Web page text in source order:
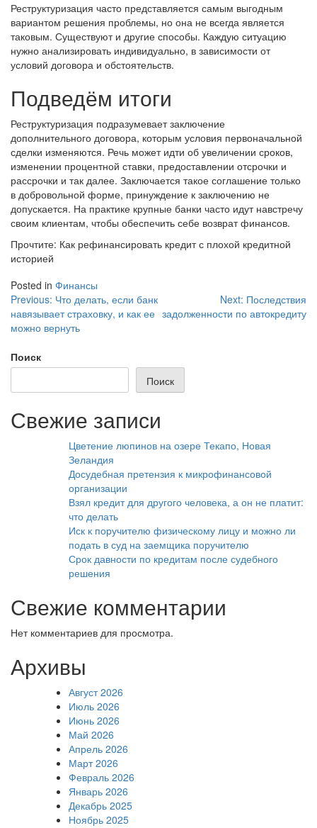
Реструктуризация часто представляется самым выгодным
вариантом решения проблемы, но она не всегда является
таковым. Существуют и другие способы. Каждую ситуацию
нужно анализировать индивидуально, в зависимости от
условий договора и обстоятельств.
Подведём итоги
Реструктуризация подразумевает заключение
дополнительного договора, которым условия первоначальной
сделки изменяются. Речь может идти об увеличении сроков,
изменении процентной ставки, предоставлении отсрочки и
рассрочки и так далее. Заключается такое соглашение только
в добровольной форме, принуждение к заключению не
допускается. На практике крупные банки часто идут навстречу
своим клиентам, чтобы обеспечить себе возврат финансов.
Прочтите: Как рефинансировать кредит с плохой кредитной
историей
Posted in Финансы
Навигация
по
записям
Previous: Что делать, если банк
навязывает страховку, и как ее
можно вернуть
Next: Последствия
задолженности по автокредиту
Поиск
Поиск
Свежие записи
Цветение люпинов на озере Текапо, Новая
Зеландия
Досудебная претензия к микрофинансовой
организации
Взял кредит для другого человека, а он не платит:
что делать
Иск к поручителю физическому лицу и можно ли
подать в суд на заемщика поручителю
Срок давности по кредитам после судебного
решения
Свежие комментарии
Нет комментариев для просмотра.
Архивы
Август 2026
Июль 2026
Июнь 2026
Май 2026
Апрель 2026
Март 2026
Февраль 2026
Январь 2026
Декабрь 2025
Ноябрь 2025